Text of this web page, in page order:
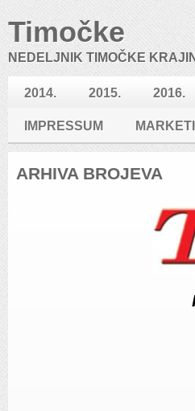
Timočke
NEDELJNIK TIMOČKE
2014. 2015. 2016.
IMPRESSUM
ARHIVA BROJEVA